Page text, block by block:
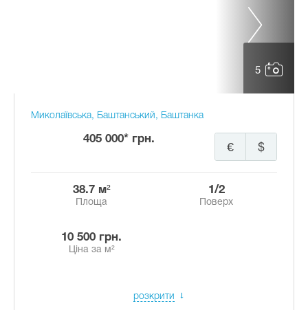
5
Миколаївська, Баштанський, Баштанка
405 000* грн.
$
€
38.7 м²
Площа
1/2
Поверх
10 500 грн.
Ціна за м²
розкрити